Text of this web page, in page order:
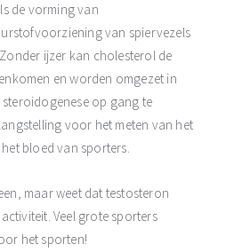
de vorming van
van spiervezels
ijzer kan cholesterol de
en worden omgezet in
op gang te
voor het meten van het
bloed van sporters.
maar weet dat testosteron
Veel grote sporters
het sporten!